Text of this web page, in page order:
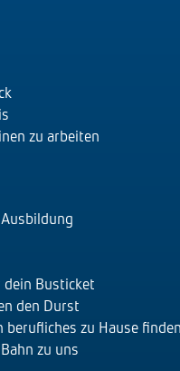
zu arbeiten
Busticket
den Durst
zu Hause finden
zu uns